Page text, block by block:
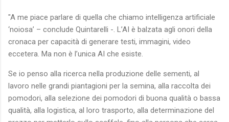
"A me piace parlare di quella che chiamo intelligenza artificiale
‘noiosa’ – conclude Quintarelli -. L’AI è balzata agli onori della
cronaca per capacità di generare testi, immagini, video
eccetera. Ma non è l’unica AI che esiste.
Se io penso alla ricerca nella produzione delle sementi, al
lavoro nelle grandi piantagioni per la semina, alla raccolta dei
pomodori, alla selezione dei pomodori di buona qualità o bassa
qualità, alla logistica, al loro trasporto, alla determinazione del